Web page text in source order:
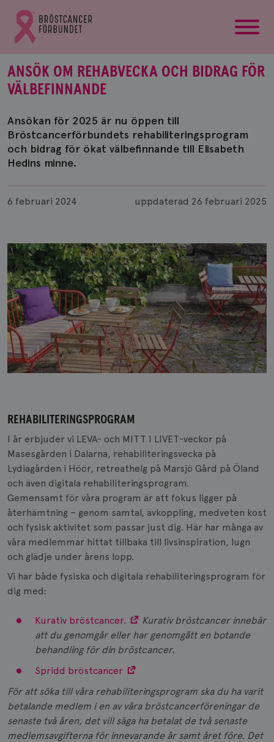
Gå
till
Bröstcancerförbundets
startsida
ANSÖK OM REHABVECKA OCH BIDRAG FÖR
VÄLBEFINNANDE
Ansökan för 2025 är nu öppen till
Bröstcancerförbundets rehabiliteringsprogram
och bidrag för ökat välbefinnande till Elisabeth
Hedins minne.
Publicerad
6 februari 2024 uppdaterad 26 februari 2025
REHABILITERINGSPROGRAM
I år erbjuder vi LEVA- och MITT I LIVET-veckor på
Masesgården i Dalarna, rehabiliteringsvecka på
Lydiagården i Höör, retreathelg på Marsjö Gård på Öland
och även digitala rehabiliteringsprogram.
Gemensamt för våra program är att fokus ligger på
återhämtning – genom samtal, avkoppling, medveten kost
och fysisk aktivitet som passar just dig. Här har många av
våra medlemmar hittat tillbaka till livsinspiration, lugn
och glädje under årens lopp.
Vi har både fysiska och digitala rehabiliteringsprogram för
dig med:
Kurativ bröstcancer.
Kurativ bröstcancer innebär
att du genomgår eller har genomgått en botande
behandling för din bröstcancer.
Spridd bröstcancer
För att söka till våra rehabiliteringsprogram ska du ha varit
betalande medlem i en av våra bröstcancerföreningar de
senaste två åren, det vill säga ha betalat de två senaste
medlemsavgifterna för innevarande år samt året före. Det